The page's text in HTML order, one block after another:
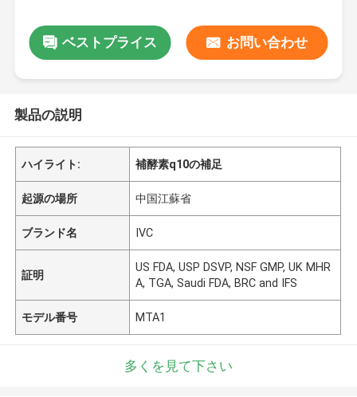
ベストプライス お問い合わせ
製品の説明
ハイライト: 補酵素q10の補足
起源の場所 中国江蘇省
ブランド名 IVC
証明
US FDA, USP DSVP, NSF GMP, UK MHR
A, TGA, Saudi FDA, BRC and IFS
モデル番号 MTA1
多くを見て下さい